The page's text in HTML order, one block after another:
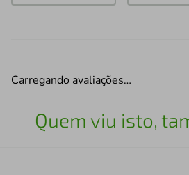
Carregando avaliações…
Quem viu isto,